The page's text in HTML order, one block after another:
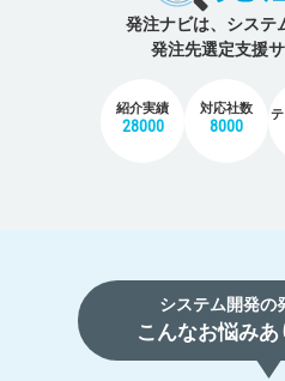
発注ナビは、システ
発注先選定支援サ
紹介実績
28000
対応社数
8000
システム開発の
こんなお悩みあ